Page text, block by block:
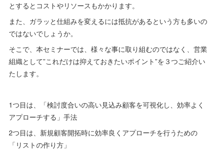
とするとコストやリソースもかかります。
また、ガラッと仕組みを変えるには抵抗があるという方も多いの
ではないでしょうか。
そこで、本セミナーでは、様々な事に取り組むのではなく、営業
組織として”これだけは抑えておきたいポイント”を３つご紹介い
たします。
1つ目は、「検討度合いの高い見込み顧客を可視化し、効率よく
アプローチする」手法
2つ目は、新規顧客開拓時に効率良くアプローチを行うための
「リストの作り方」